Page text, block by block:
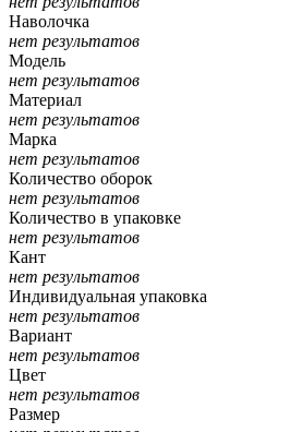
Наволочка
нет результатов
Модель
нет результатов
Материал
нет результатов
Марка
нет результатов
Количество оборок
нет результатов
Количество в упаковке
нет результатов
Кант
нет результатов
Индивидуальная упаковка
нет результатов
Вариант
нет результатов
Цвет
нет результатов
Размер